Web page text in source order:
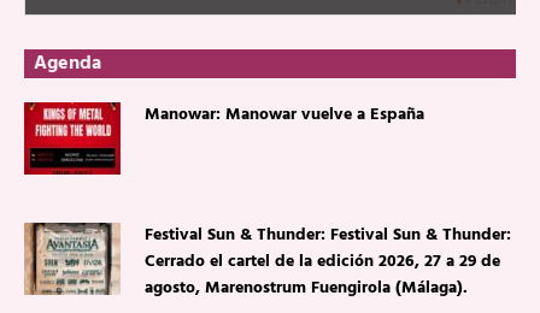
Agenda
Manowar: Manowar vuelve a España
Festival Sun & Thunder: Festival Sun & Thunder:
Cerrado el cartel de la edición 2026, 27 a 29 de
agosto, Marenostrum Fuengirola (Málaga).